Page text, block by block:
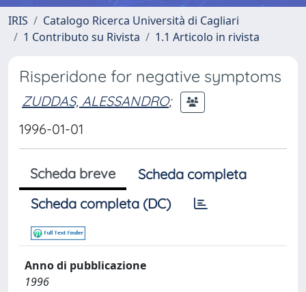
IRIS
Catalogo Ricerca Università di Cagliari
1 Contributo su Rivista
1.1 Articolo in rivista
Risperidone for negative symptoms
ZUDDAS, ALESSANDRO;
1996-01-01
Scheda breve
Scheda completa
Scheda completa (DC)
Anno di pubblicazione
1996